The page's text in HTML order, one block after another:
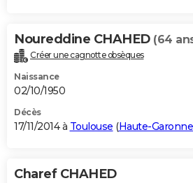
Noureddine CHAHED (64
Créer une cagnotte obsèques
Naissance
02/10/1950
Décès
17/11/2014 à Toulouse (Haute-Garonne
Charef CHAHED